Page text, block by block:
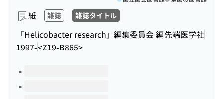
紙 雑誌 雑誌タイトル
「Helicobacter research」編集委員会 編先端医学社
1997-<Z19-B865>
このタイトルの巻号